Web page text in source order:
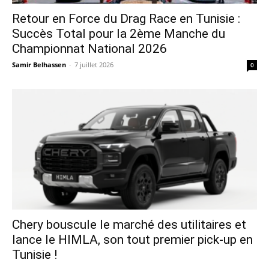
Retour en Force du Drag Race en Tunisie :
Succès Total pour la 2ème Manche du
Championnat National 2026
Samir Belhassen - 7 juillet 2026 0
Chery bouscule le marché des utilitaires et
lance le HIMLA, son tout premier pick-up en
Tunisie !